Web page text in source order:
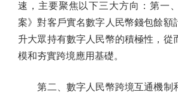
速，主要聚焦以下三大方向：第一
案》對客戶實名數字人民幣錢包餘額
升大眾持有數字人民幣的積極性，從
模和夯實跨境應用基礎。
第二、數字人民幣跨境互通機制